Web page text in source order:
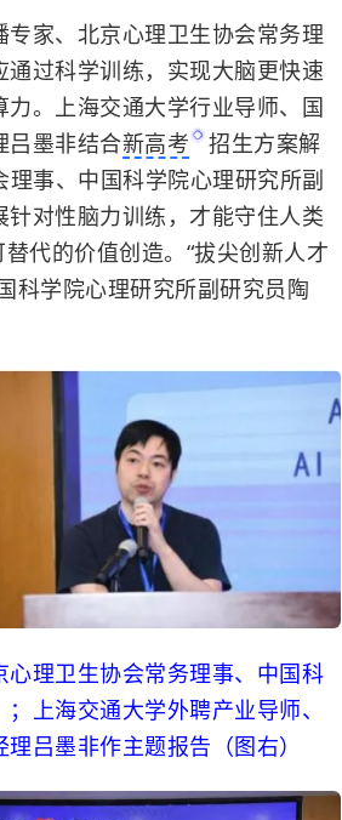
家、北京心理卫生协会常务理
过科学训练，实现大脑更快速
。
上海交通大学行业导师、国
吕墨非结合新高考
招生方案解
事、中国科学院心理研究所副
对性脑力训练，才能守住人类
代的价值创造。“拔尖创新人才
科学院心理研究所副研究员陶
理卫生协会常务理事、中国科
上海交通大学外聘产业导师、
吕墨非作主题报告（图右）